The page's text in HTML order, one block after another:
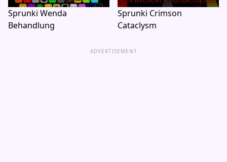
Sprunki Wenda
Behandlung
Sprunki Crimson
Cataclysm
ADVERTISEMENT